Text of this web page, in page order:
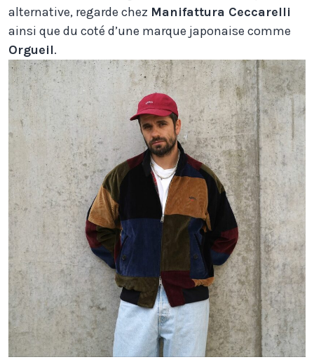
alternative, regarde chez Manifattura Ceccarelli
ainsi que du coté d’une marque japonaise comme
Orgueil.